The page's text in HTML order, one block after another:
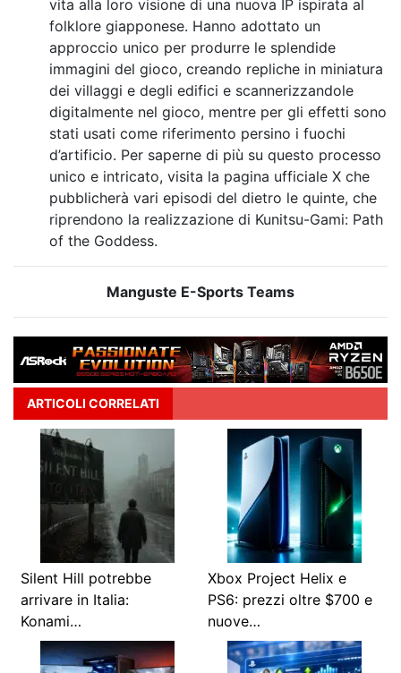
vita alla loro visione di una nuova IP ispirata al
folklore giapponese. Hanno adottato un
approccio unico per produrre le splendide
immagini del gioco, creando repliche in miniatura
dei villaggi e degli edifici e scannerizzandole
digitalmente nel gioco, mentre per gli effetti sono
stati usati come riferimento persino i fuochi
d’artificio. Per saperne di più su questo processo
unico e intricato, visita la pagina ufficiale X che
pubblicherà vari episodi del dietro le quinte, che
riprendono la realizzazione di Kunitsu-Gami: Path
of the Goddess.
Manguste E-Sports Teams
ARTICOLI CORRELATI
Silent Hill potrebbe
arrivare in Italia:
Konami…
Xbox Project Helix e
PS6: prezzi oltre $700 e
nuove…